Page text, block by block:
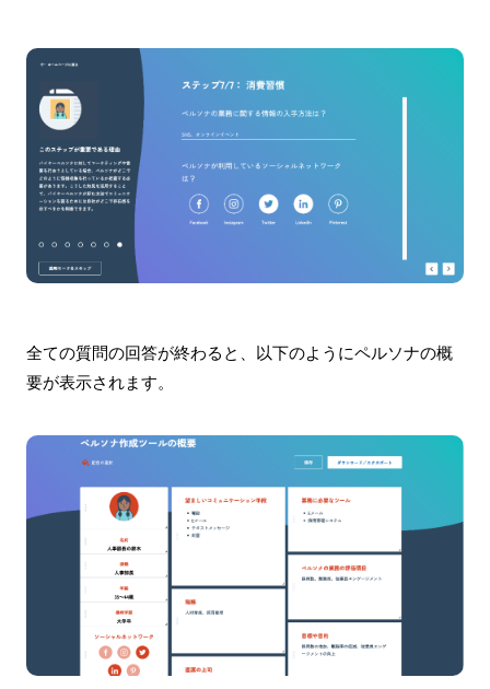
全ての質問の回答が終わると、以下のようにペルソナの概
要が表示されます。